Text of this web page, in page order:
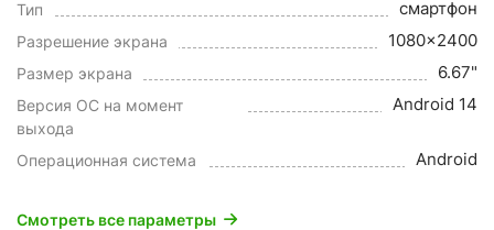
Тип смартфон
Разрешение экрана 1080x2400
Размер экрана 6.67"
Версия ОС на момент
выхода
Android 14
Операционная система Android
Смотреть все параметры